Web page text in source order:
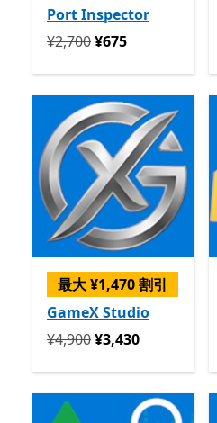
Port Inspector
定価 ¥2,700 今すぐ ¥675
¥2,700¥675
最大 ¥1,470 割引
GameX Studio
定価 ¥4,900 今すぐ ¥3,430
¥4,900¥3,430